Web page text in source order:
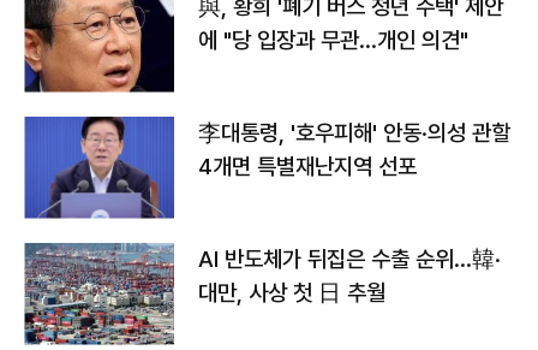
與, 황희 '폐기 버스 청년 주택' 제안
에 "당 입장과 무관…개인 의견"
李대통령, '호우피해' 안동·의성 관할
4개면 특별재난지역 선포
AI 반도체가 뒤집은 수출 순위…韓·
대만, 사상 첫 日 추월